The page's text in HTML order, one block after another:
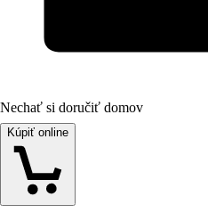
Nechať si doručiť domov
Kúpiť online